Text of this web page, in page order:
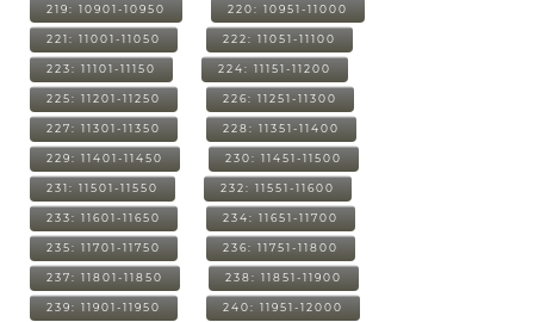
219: 10901-10950 220: 10951-11000
221: 11001-11050 222: 11051-11100
223: 11101-11150 224: 11151-11200
225: 11201-11250 226: 11251-11300
227: 11301-11350 228: 11351-11400
229: 11401-11450 230: 11451-11500
231: 11501-11550 232: 11551-11600
233: 11601-11650 234: 11651-11700
235: 11701-11750 236: 11751-11800
237: 11801-11850 238: 11851-11900
239: 11901-11950 240: 11951-12000